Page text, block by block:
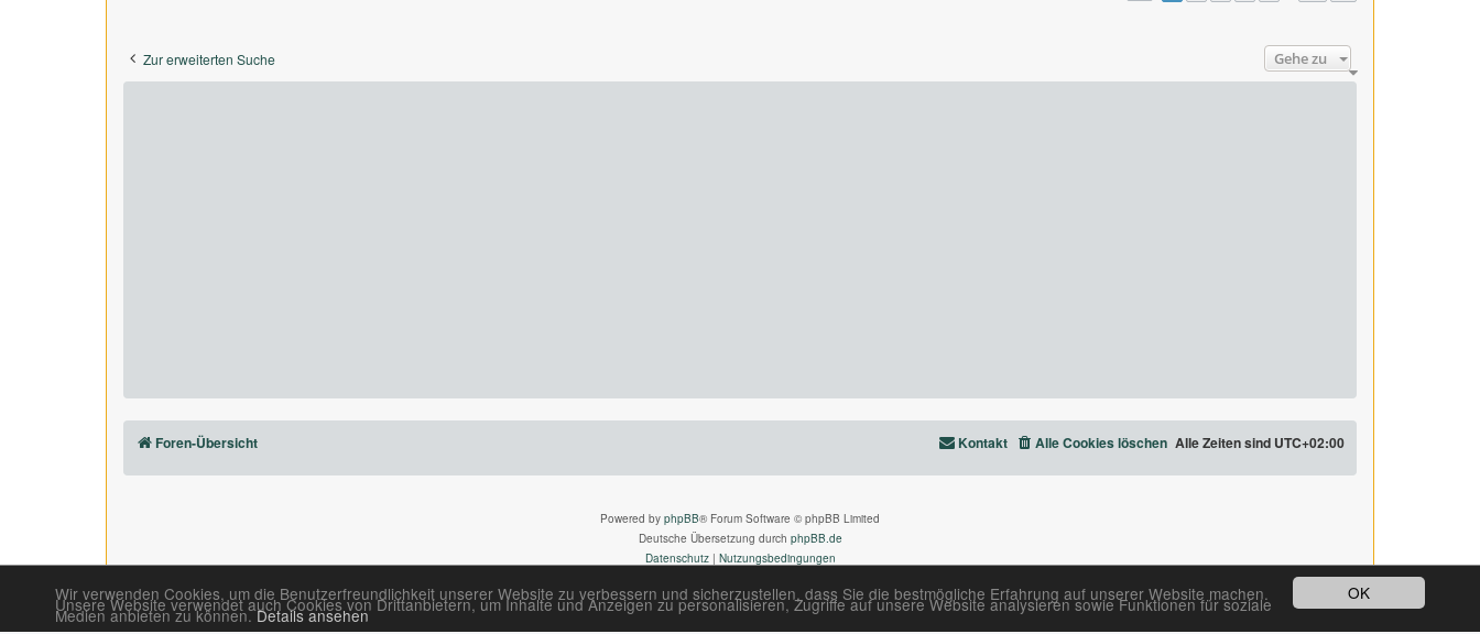
OK
Wir verwenden Cookies, um die Benutzerfreundlichkeit unserer Website zu verbessern und sicherzustellen, dass Sie die bestmögliche Erfahrung auf unserer Website machen.
Unsere Website verwendet auch Cookies von Drittanbietern, um Inhalte und Anzeigen zu personalisieren, Zugriffe auf unsere Website analysieren sowie Funktionen für soziale
Medien anbieten zu können.Details ansehen
Zur erweiterten Suche Gehe zu
Foren-Übersicht Alle Zeiten sind UTC+02:00
Alle Cookies löschen
Kontakt
Powered by phpBB® Forum Software © phpBB Limited
Deutsche Übersetzung durch phpBB.de
Datenschutz| Nutzungsbedingungen